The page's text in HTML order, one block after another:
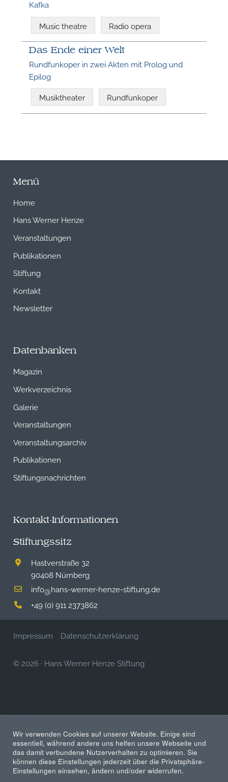
Kafka
Music theatre Radio opera
Das Ende einer Welt
Rundfunkoper in zwei Akten mit Prolog und
Epilog
Musiktheater Rundfunkoper
Menü
Home
Hans Werner Henze
Veranstaltungen
Publikationen
Stiftung
Kontakt
Newsletter
Datenbanken
Magazin
Werkverzeichnis
Galerie
Veranstaltungen
Veranstaltungsarchiv
Publikationen
Stiftungsnachrichten
Kontakt-Informationen
Stiftungssitz
Hastverstraße 32
90408 Nürnberg
info@hans-werner-henze-stiftung.de
+49 (0) 911 2373862
Impressum Datenschutzerklärung
© 2026 · Hans Werner Henze Stiftung
Wir verwenden Cookies auf unserer Website. Einige sind
essentiell, während andere uns helfen unsere Webseite und
das damit verbundene Nutzerverhalten zu optimieren. Sie
können diese Einstellungen jederzeit über die Privatsphäre-
Einstellungen einsehen, ändern und/oder widerrufen.